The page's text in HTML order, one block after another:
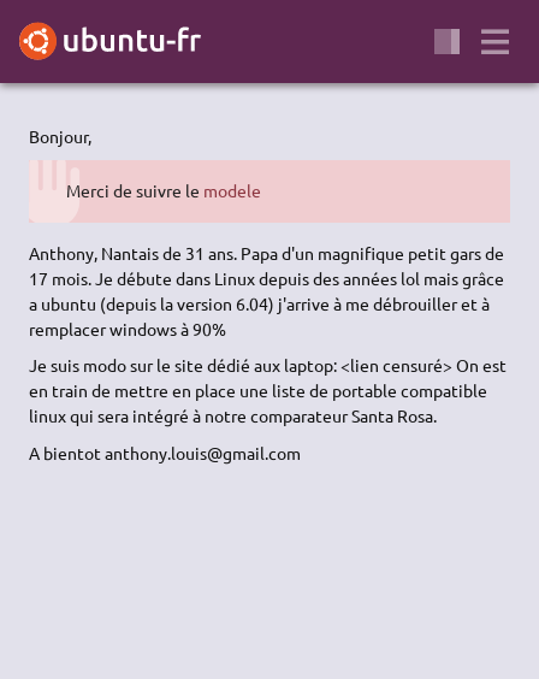
Bonjour,
Merci de suivre le modele
Anthony, Nantais de 31 ans. Papa d'un magnifique petit gars de
17 mois. Je débute dans Linux depuis des années lol mais grâce
a ubuntu (depuis la version 6.04) j'arrive à me débrouiller et à
remplacer windows à 90%
Je suis modo sur le site dédié aux laptop: <lien censuré> On est
en train de mettre en place une liste de portable compatible
linux qui sera intégré à notre comparateur Santa Rosa.
A bientot anthony.louis@gmail.com